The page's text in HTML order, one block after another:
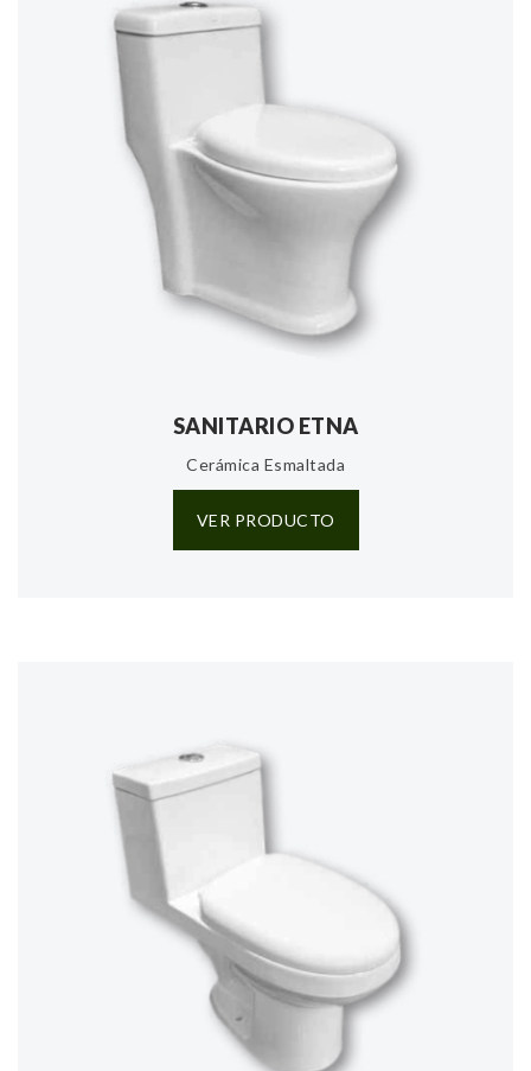
SANITARIO ETNA
Cerámica Esmaltada
VER PRODUCTO